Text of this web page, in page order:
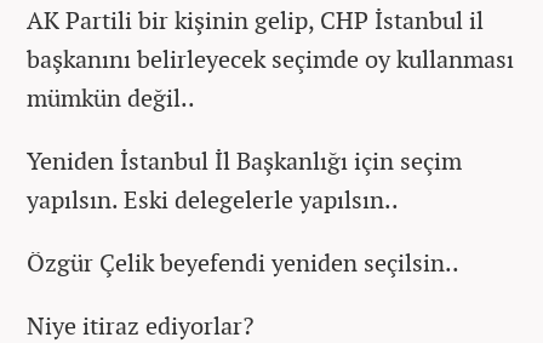
AK Partili bir kişinin gelip, CHP İstanbul il
başkanını belirleyecek seçimde oy kullanması
mümkün değil..
Yeniden İstanbul İl Başkanlığı için seçim
yapılsın. Eski delegelerle yapılsın..
Özgür Çelik beyefendi yeniden seçilsin..
Niye itiraz ediyorlar?